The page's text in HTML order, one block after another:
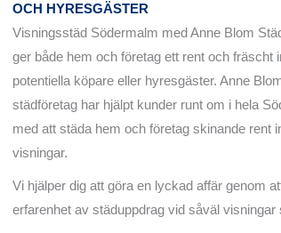
OCH HYRESGÄSTER
Visningsstäd Södermalm med Anne Blom
ger både hem och företag ett rent och fräscht
potentiella köpare eller hyresgäster. Anne
städföretag har hjälpt kunder runt om i hela
med att städa hem och företag skinande rent
visningar.
Vi hjälper dig att göra en lyckad affär genom
erfarenhet av städuppdrag vid såväl